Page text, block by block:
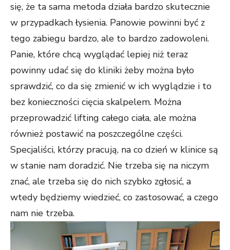
się, że ta sama metoda działa bardzo skutecznie
w przypadkach łysienia. Panowie powinni być z
tego zabiegu bardzo, ale to bardzo zadowoleni.
Panie, które chcą wyglądać lepiej niż teraz
powinny udać się do kliniki żeby można było
sprawdzić, co da się zmienić w ich wyglądzie i to
bez konieczności cięcia skalpelem. Można
przeprowadzić lifting całego ciała, ale można
również postawić na poszczególne części.
Specjaliści, którzy pracują, na co dzień w klinice są
w stanie nam doradzić. Nie trzeba się na niczym
znać, ale trzeba się do nich szybko zgłosić, a
wtedy będziemy wiedzieć, co zastosować, a czego
nam nie trzeba.